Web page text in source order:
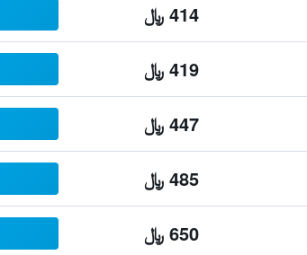
414 ﷼
419 ﷼
447 ﷼
485 ﷼
650 ﷼